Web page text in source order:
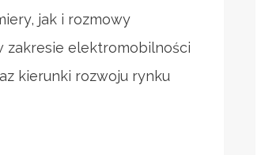
jak i rozmowy
zakresie elektromobilności
kierunki rozwoju rynku